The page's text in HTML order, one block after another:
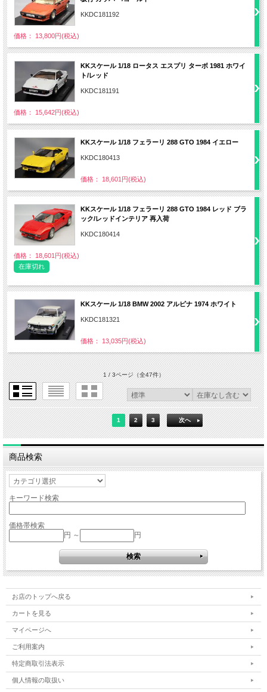
KKDC181192
価格： 13,800円(税込)
KKスケール 1/18 ロータス エスプリ ターボ 1981 ホワイ
ト/レッド
KKDC181191
価格： 15,642円(税込)
KKスケール 1/18 フェラーリ 288 GTO 1984 イエロー
KKDC180413
価格： 18,601円(税込)
KKスケール 1/18 フェラーリ 288 GTO 1984 レッド ブラ
ック/レッドインテリア 再入荷
KKDC180414
価格： 18,601円(税込)
在庫切れ
KKスケール 1/18 BMW 2002 アルピナ 1974 ホワイト
KKDC181321
価格： 13,035円(税込)
1 / 3ページ（全47件）
1 2 3 次へ
商品検索
キーワード検索
価格帯検索
円 ～
円
お店のトップへ戻る
カートを見る
マイページへ
ご利用案内
特定商取引法表示
個人情報の取扱い